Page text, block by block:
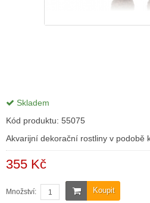
Skladem
Kód produktu: 55075
Akvarijní dekorační rostliny v podobě
355 Kč
Koupit
Množství: